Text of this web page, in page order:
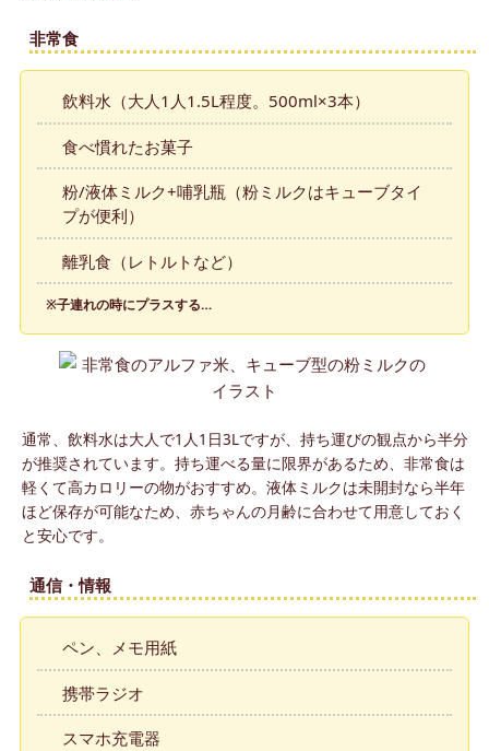
非常食
飲料水（大人1人1.5L程度。500ml×3本）
食べ慣れたお菓子
粉/液体ミルク+哺乳瓶（粉ミルクはキューブタイ
プが便利）
離乳食（レトルトなど）
※子連れの時にプラスする…
通常、飲料水は大人で1人1日3Lですが、持ち運びの観点から半分
が推奨されています。持ち運べる量に限界があるため、非常食は
軽くて高カロリーの物がおすすめ。液体ミルクは未開封なら半年
ほど保存が可能なため、赤ちゃんの月齢に合わせて用意しておく
と安心です。
通信・情報
ペン、メモ用紙
携帯ラジオ
スマホ充電器